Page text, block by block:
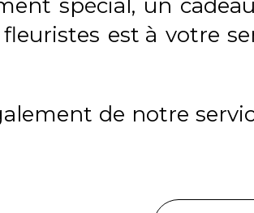
spécial, un
est à votre
de notre